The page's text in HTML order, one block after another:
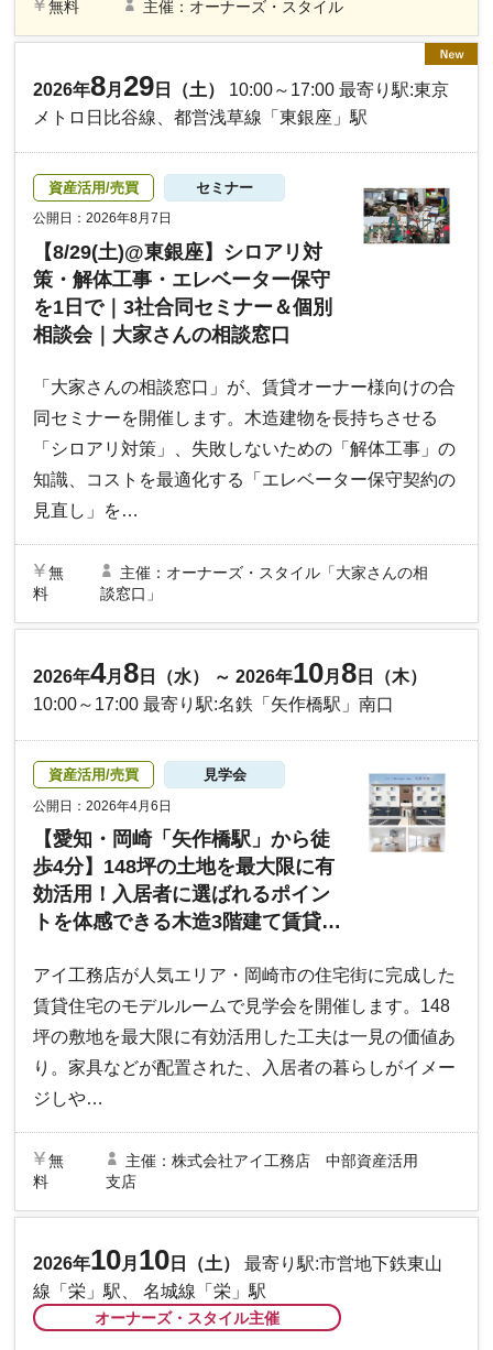
無料 主催：オーナーズ・スタイル
2026年8月 29 日（土） 10:00～17:00 最寄り駅:東京
メトロ日比谷線、都営浅草線「東銀座」駅
資産活用/売買 セミナー
公開日：2026年8月7日
【8/29(土)@東銀座】シロアリ対
策・解体工事・エレベーター保守
を1日で｜3社合同セミナー＆個別
相談会｜大家さんの相談窓口
「大家さんの相談窓口」が、賃貸オーナー様向けの合
同セミナーを開催します。木造建物を長持ちさせる
「シロアリ対策」、失敗しないための「解体工事」の
知識、コストを最適化する「エレベーター保守契約の
見直し」を…
無
料
主催：オーナーズ・スタイル「大家さんの相
談窓口」
2026年4月8 日（水） ～ 2026年10月8 日（木）
10:00～17:00 最寄り駅:名鉄「矢作橋駅」南口
資産活用/売買 見学会
公開日：2026年4月6日
【愛知・岡崎「矢作橋駅」から徒
歩4分】148坪の土地を最大限に有
効活用！入居者に選ばれるポイン
トを体感できる木造3階建て賃貸住
店
アイ工務店が人気エリア・岡崎市の住宅街に完成した
賃貸住宅のモデルルームで見学会を開催します。148
坪の敷地を最大限に有効活用した工夫は一見の価値あ
り。家具などが配置された、入居者の暮らしがイメー
ジしや…
無
料
主催：株式会社アイ工務店 中部資産活用
支店
2026年10月 10 日（土）最寄り駅:市営地下鉄東山
線「栄」駅、 名城線「栄」駅
オーナーズ・スタイル主催